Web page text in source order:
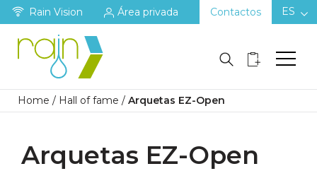
Rain Vision Área privada Contactos ES
Home / Hall of fame / Arquetas EZ-Open
Arquetas EZ-Open